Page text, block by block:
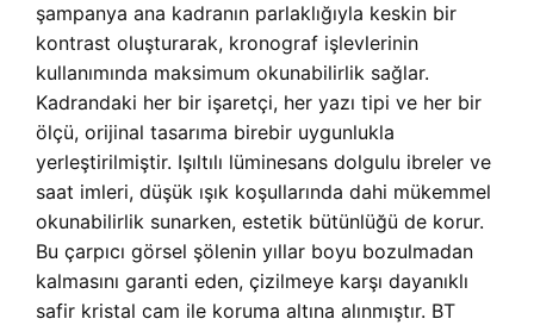
şampanya ana kadranın parlaklığıyla keskin bir
kontrast oluşturarak, kronograf işlevlerinin
kullanımında maksimum okunabilirlik sağlar.
Kadrandaki her bir işaretçi, her yazı tipi ve her bir
ölçü, orijinal tasarıma birebir uygunlukla
yerleştirilmiştir. Işıltılı lüminesans dolgulu ibreler ve
saat imleri, düşük ışık koşullarında dahi mükemmel
okunabilirlik sunarken, estetik bütünlüğü de korur.
Bu çarpıcı görsel şölenin yıllar boyu bozulmadan
kalmasını garanti eden, çizilmeye karşı dayanıklı
safir kristal cam ile koruma altına alınmıştır. BT